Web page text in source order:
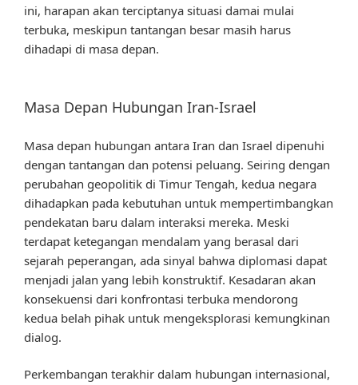
ini, harapan akan terciptanya situasi damai mulai
terbuka, meskipun tantangan besar masih harus
dihadapi di masa depan.
Masa Depan Hubungan Iran-Israel
Masa depan hubungan antara Iran dan Israel dipenuhi
dengan tantangan dan potensi peluang. Seiring dengan
perubahan geopolitik di Timur Tengah, kedua negara
dihadapkan pada kebutuhan untuk mempertimbangkan
pendekatan baru dalam interaksi mereka. Meski
terdapat ketegangan mendalam yang berasal dari
sejarah peperangan, ada sinyal bahwa diplomasi dapat
menjadi jalan yang lebih konstruktif. Kesadaran akan
konsekuensi dari konfrontasi terbuka mendorong
kedua belah pihak untuk mengeksplorasi kemungkinan
dialog.
Perkembangan terakhir dalam hubungan internasional,